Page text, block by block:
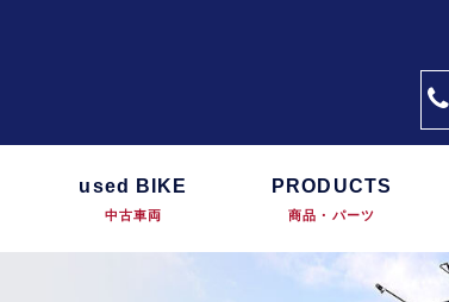
used BIKE
中古車両
PRODUCTS
商品・パーツ